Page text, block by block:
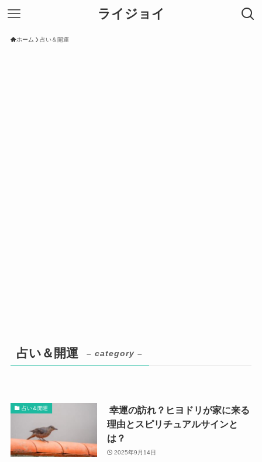
ライジョイ
ホーム 占い＆開運
占い＆開運 – category –
占い＆開運
幸運の訪れ？ヒヨドリが家に来る
理由とスピリチュアルサインと
は？
2025年9月14日